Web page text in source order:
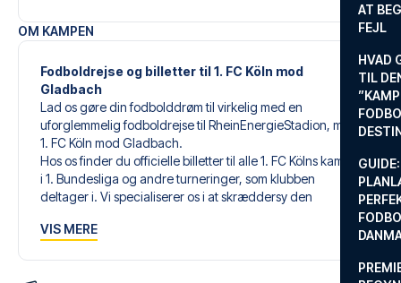
AT
FEJL
HVAD
TIL
OM KAMPEN
Fodboldrejse og billetter til 1. FC Köln mod
Gladbach
Lad os gøre din fodbolddrøm til virkelig med en
uforglemmelig fodboldrejse til RheinEnergieStadion, med
1. FC Köln mod Gladbach.
Hos os finder du officielle billetter til alle 1. FC Kölns kampe
i 1. Bundesliga og andre turneringer, som klubben
deltager i. Vi specialiserer os i at skræddersy den
ønsker og behov.
VIS MERE